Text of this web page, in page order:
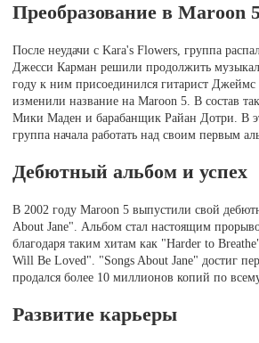
Преобразование в Maroon
После неудачи с Kara's Flowers, группа
Джесси Карман решили продолжить
году к ним присоединился гитарист
изменили название на Maroon 5. В состав
Мики Маден и барабанщик Райан Дотри. В
группа начала работать над своим первым
Дебютный альбом и успех
В 2002 году Maroon 5 выпустили свой
About Jane". Альбом стал настоящим
благодаря таким хитам как "Harder to
Will Be Loved". "Songs About Jane" достиг
продался более 10 миллионов копий по
Развитие карьеры